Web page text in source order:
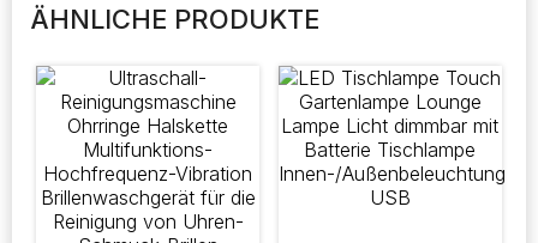
ÄHNLICHE PRODUKTE